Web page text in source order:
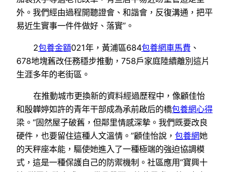
外。我們經由過程開聽證會、和諧會，反復溝通，把平
易近生實事一件件做好、落實”。
2包養金額021年，黃浦區684包養網車馬費、
678地塊舊改任務穩步推動，758戶家庭陸續離別這片
生涯多年的老街區。
在推動城市更換新的資料經過歷程中，像顧佳怡
和殷韡婷如許的青年干部成為承前啟后的橋包養網心得
梁。“固然屋子破舊，但鄰里情感深摯。我們既要改良
硬件，也要留住這種人文溫情。”顧佳怡說， 包養網她
的天秤座本能，驅使她進入了一種極端的強迫協調模
式，這是一種保護自己的防禦機制。社區應用“寶興十